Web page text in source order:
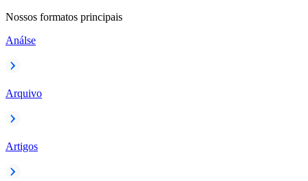
Nossos formatos principais
Análse
Arquivo
Artigos